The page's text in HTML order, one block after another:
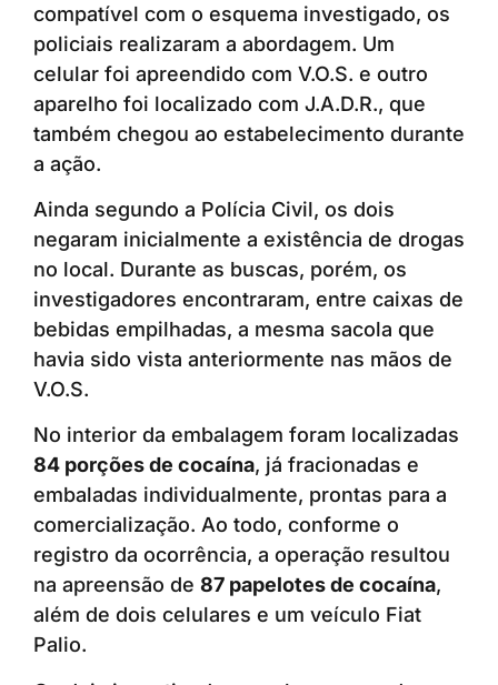
compatível com o esquema investigado, os
policiais realizaram a abordagem. Um
celular foi apreendido com V.O.S. e outro
aparelho foi localizado com J.A.D.R., que
também chegou ao estabelecimento durante
a ação.
Ainda segundo a Polícia Civil, os dois
negaram inicialmente a existência de drogas
no local. Durante as buscas, porém, os
investigadores encontraram, entre caixas de
bebidas empilhadas, a mesma sacola que
havia sido vista anteriormente nas mãos de
V.O.S.
No interior da embalagem foram localizadas
84 porções de cocaína, já fracionadas e
embaladas individualmente, prontas para a
comercialização. Ao todo, conforme o
registro da ocorrência, a operação resultou
na apreensão de 87 papelotes de cocaína,
além de dois celulares e um veículo Fiat
Palio.